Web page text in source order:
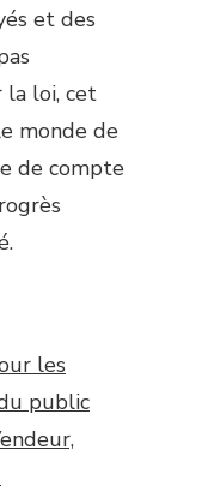
et des
la loi, cet
monde de
de compte
les
public